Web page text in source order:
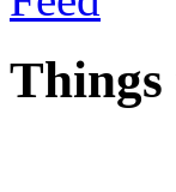
Things